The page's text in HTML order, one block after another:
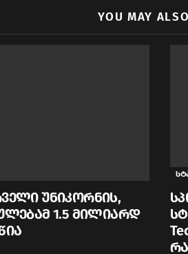
YOU MAY
უნიკორნის,
1.5 მილიარდ